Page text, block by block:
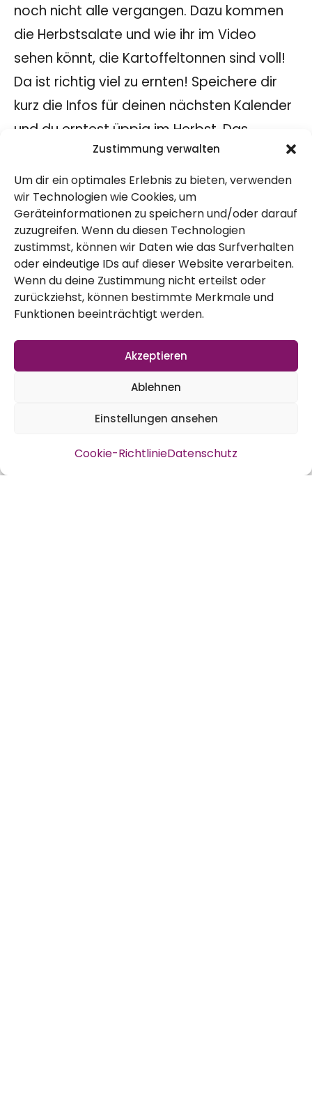
Zustimmung verwalten
Um dir ein optimales Erlebnis zu bieten, verwenden
wir Technologien wie Cookies, um
Geräteinformationen zu speichern und/oder darauf
zuzugreifen. Wenn du diesen Technologien
zustimmst, können wir Daten wie das Surfverhalten
oder eindeutige IDs auf dieser Website verarbeiten.
Wenn du deine Zustimmung nicht erteilst oder
zurückziehst, können bestimmte Merkmale und
Funktionen beeinträchtigt werden.
Akzeptieren
Ablehnen
Einstellungen ansehen
Cookie-RichtlinieDatenschutz
noch nicht alle vergangen. Dazu kommen
die Herbstsalate und wie ihr im Video
sehen könnt, die Kartoffeltonnen sind voll!
Da ist richtig viel zu ernten! Speichere dir
kurz die Infos für deinen nächsten Kalender
und du erntest üppig im Herbst. Das
funktioniert nicht mit allen Sorten so gut –
unsere sind genau dafür geeignet.
Brokkoli – nächsten Juli säen
Blumenkohl spät – ab nächstem Juni
säen
Spitzkohl – nächsten Juni säen